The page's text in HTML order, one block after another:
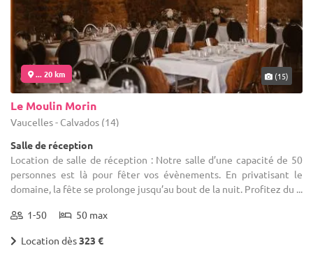
... 20 km (15)
Le Moulin Morin
Vaucelles - Calvados (14)
Salle de réception
Location de salle de réception : Notre salle d’une capacité de 50
personnes est là pour fêter vos évènements. En privatisant le
domaine, la fête se prolonge jusqu’au bout de la nuit. Profitez du ...
1-50 50 max
Location dès323 €